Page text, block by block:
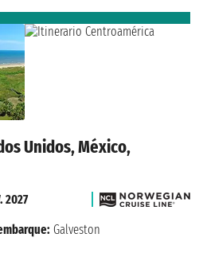
Unidos, México,
2027
Galveston